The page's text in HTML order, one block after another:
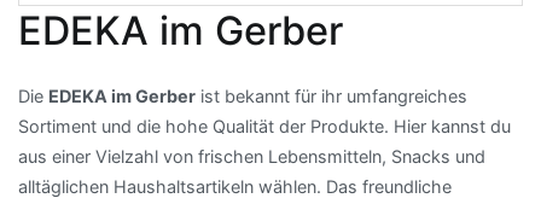
EDEKA im Gerber
Die EDEKA im Gerber ist bekannt für ihr umfangreiches
Sortiment und die hohe Qualität der Produkte. Hier kannst du
aus einer Vielzahl von frischen Lebensmitteln, Snacks und
alltäglichen Haushaltsartikeln wählen. Das freundliche